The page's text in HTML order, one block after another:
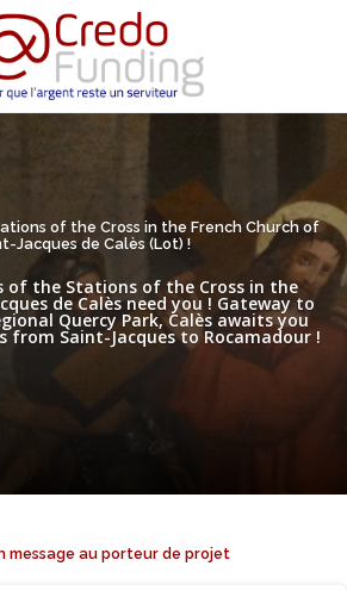
of the Cross in the French Church of
Jacques de Calès (Lot) !
of the Stations of the Cross in the
de Calès need you ! Gateway to
Quercy Park, Calès awaits you
from Saint-Jacques to Rocamadour !
message au porteur de projet